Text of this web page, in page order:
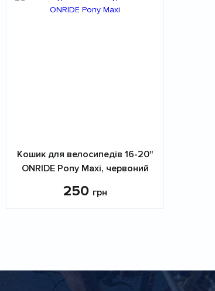
Кошик для велосипедів 16-20"
ONRIDE Pony Maxi, червоний
250 грн